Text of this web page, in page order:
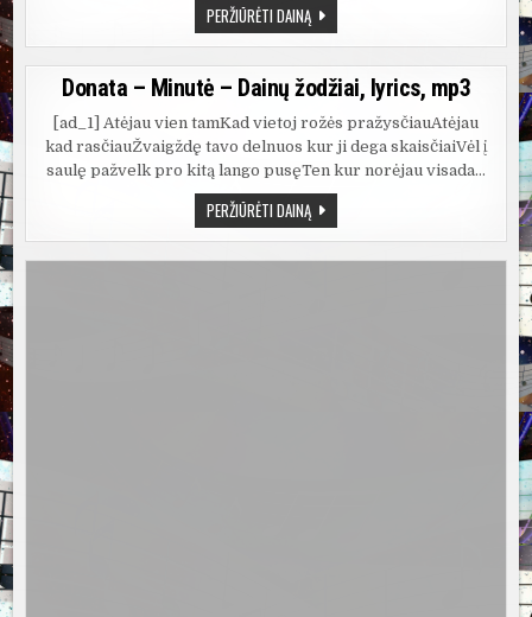
PERŽIŪRĖTI DAINĄDONATAS
MONTVYDAS
–
DAINŲ
LYRICS,
Donata – Minutė – Dainų žodžiai, lyrics, mp3
[ad_1] Atėjau vien tamKad vietoj rožės pražysčiauAtėjau
kad rasčiauŽvaigždę tavo delnuos kur ji dega skaisčiaiVėl į
saulę pažvelk pro kitą lango pusęTen kur norėjau visada…
PERŽIŪRĖTI DAINĄDONATA
–
MINUTĖ